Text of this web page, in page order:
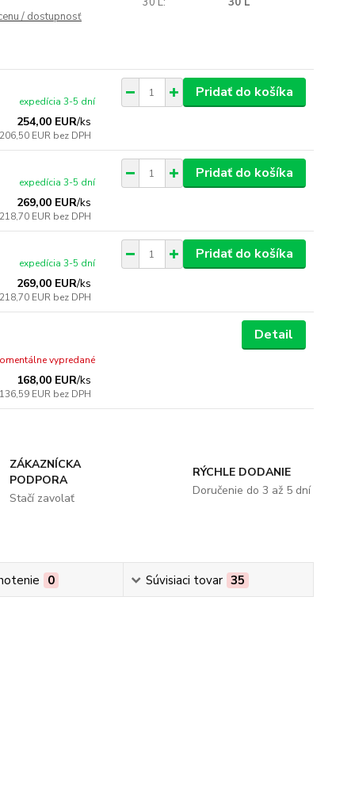
/ dostupnosť
254,00 EUR/ks
206,50 EUR bez DPH
expedícia 3-5 dní
Pridať do košíka
269,00 EUR/ks
218,70 EUR bez DPH
expedícia 3-5 dní
Pridať do košíka
269,00 EUR/ks
218,70 EUR bez DPH
expedícia 3-5 dní
Pridať do košíka
168,00 EUR/ks
136,59 EUR bez DPH
vypredané
Detail
ZÁKAZNÍCKA
PODPORA
Stačí zavolať
RÝCHLE DODANIE
Doručenie do 3 až 5 dní
0 Súvisiaci tovar 35